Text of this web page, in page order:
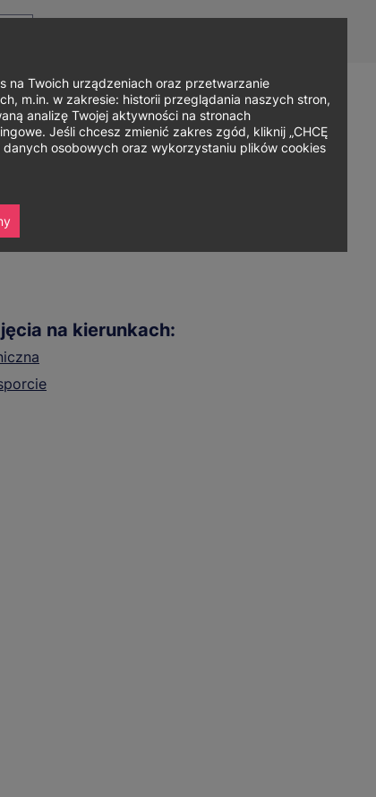
menu
Współpraca Strefa studenta Zapisz się
na kierunkach:
na Twoich urządzeniach oraz przetwarzanie
m.in. w zakresie: historii przeglądania naszych stron,
analizę Twojej aktywności na stronach
Jeśli chcesz zmienić zakres zgód, kliknij „CHCĘ
osobowych oraz wykorzystaniu plików cookies